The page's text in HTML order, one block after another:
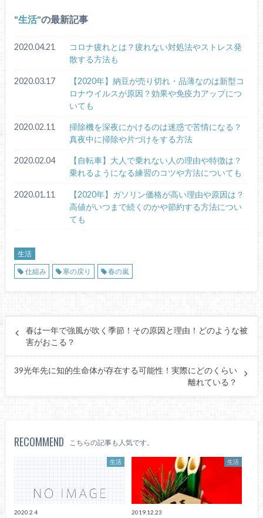
生活 の最新記事
2020.04.21
コロナ疲れとは？疲れない対処法やストレス発
散する方法も
2020.03.17
【2020年】納豆が売り切れ・品薄なのは新型コ
ロナウイルスが原因？効果や免疫力アップにつ
いても
2020.02.11
掃除機を深夜にかけるのは迷惑で苦情になる？
真夜中に掃除や片づけをする方法
2020.02.04
【自転車】大人で乗れない人の理由や特徴は？
乗れるようになる練習のコツや方法についても
2020.01.11
【2020年】ガソリン価格が高い理由や原因は？
高値がいつまで続くのかや節約する方法につい
ても
生活
仕組み
寒の戻り 春の嵐
春は一年で強風が吹く季節！その原因と理由！どのような被
害がおこる？
39光年先に知的生命体が存在する可能性！実際にどのくらい
離れている？
RECOMMEND こちらの記事も人気です。
生活
2020.2.4
生活
2019.12.23